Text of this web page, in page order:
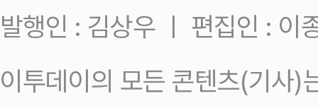
발행인 : 김상우 ㅣ 편집인 : 이
이투데이의 모든 콘텐츠(기사)